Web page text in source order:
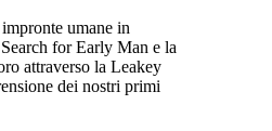
umane in
for Early Man e la
attraverso la Leakey
dei nostri primi